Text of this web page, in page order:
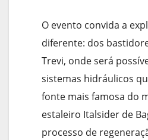
O evento convida a
diferente: dos
Trevi, onde será
sistemas hidráulicos
fonte mais famosa do
estaleiro Italsider de
processo de